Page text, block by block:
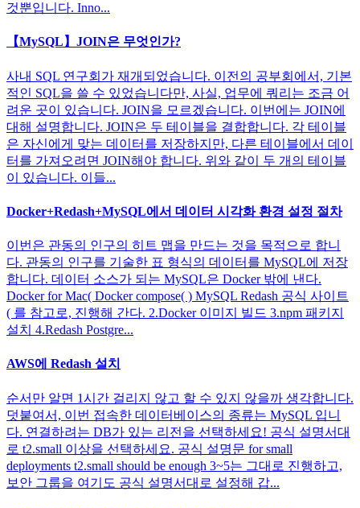
것뿐입니다. Inno...
【MySQL】JOIN은 무엇인가?
사내 SQL 연구회가 재개되었습니다. 이전의 공부회에서, 기본
적인 SQL을 쓸 수 있었습니다만, 사실, 업무에 쿼리는 조금 어
려운 곳이 있습니다. JOIN을 모르겠습니다. 이번에는 JOIN에
대해 설명합니다. JOIN은 두 테이블을 결합합니다. 각 테이블
은 자신에게 맞는 데이터를 저장하지만, 다른 테이블에서 데이
터를 가져오려면 JOIN해야 합니다. 위와 같이 두 개의 테이블
이 있습니다. 이들...
Docker+Redash+MySQL에서 데이터 시각화 환경 설정 절차
이번은 관동의 인구의 히트 맵을 만드는 것을 목적으로 합니
다. 관동의 인구를 기술한 표 형식의 데이터를 MySQL에 저장
합니다. 데이터 소스가 되는 MySQL은 Docker 밖에 낸다.
Docker for Mac( Docker compose( ) MySQL Redash 공식 사이트
( 를 참고로, 진행해 간다. 2.Docker 이미지 빌드 3.npm 패키지
설치 4.Redash Postgre...
AWS에 Redash 설치
순서만 알면 1시간 걸리지 않고 할 수 있지 않을까 생각합니다.
덧붙여서, 이번 접속한 데이터베이스의 종류는 MySQL 입니
다. 연결하려는 DB가 있는 리전을 선택하세요! 공식 설명서대
로 t2.small 이상을 선택하세요. 공식 설명문 for small
deployments t2.small should be enough 3~5는 그대로 진행하고,
보안 그룹을 여기도 공식 설명서대로 설정해 갑...